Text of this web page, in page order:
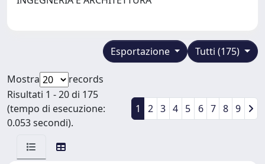
Tutti (175)
Esportazione
Mostra
records
Risultati 1 - 20 di 175
(tempo di esecuzione:
0.053 secondi).
1 2 3 4 5 6 7 8 9